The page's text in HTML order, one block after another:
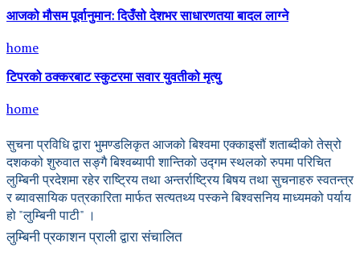
आजको मौसम पूर्वानुमान: दिउँसो देशभर साधारणतया बादल लाग्ने
home
टिपरको ठक्करबाट स्कुटरमा सवार युवतीको मृत्यु
home
सुचना प्रविधि द्वारा भुमण्डलिकृत आजको बिश्वमा एक्काइसौं शताब्दीको तेस्रो
दशकको शुरुवात सङ्गै बिश्वब्यापी शान्तिको उद्गम स्थलको रुपमा परिचित
लुम्बिनी प्रदेशमा रहेर राष्ट्रिय तथा अन्तर्राष्ट्रिय बिषय तथा सुचनाहरु स्वतन्त्र
र ब्यावसायिक पत्रकारिता मार्फत सत्यतथ्य पस्कने बिश्वसनिय माध्यमको पर्याय
हो "लुम्बिनी पाटी" ।
लुम्बिनी प्रकाशन प्राली द्वारा संचालित